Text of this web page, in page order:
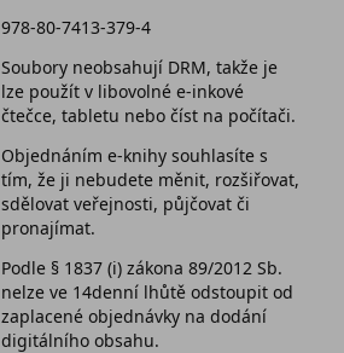
978-80-7413-379-4
Soubory neobsahují DRM, takže je
lze použít v libovolné e-inkové
čtečce, tabletu nebo číst na počítači.
Objednáním e-knihy souhlasíte s
tím, že ji nebudete měnit, rozšiřovat,
sdělovat veřejnosti, půjčovat či
pronajímat.
Podle § 1837 (i) zákona 89/2012 Sb.
nelze ve 14denní lhůtě odstoupit od
zaplacené objednávky na dodání
digitálního obsahu.